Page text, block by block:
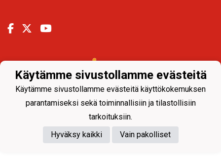
Käytämme sivustollamme evästeitä
Käytämme sivustollamme evästeitä käyttökokemuksen
parantamiseksi sekä toiminnallisiin ja tilastollisiin
tarkoituksiin.
Hyväksy kaikki
Vain pakolliset